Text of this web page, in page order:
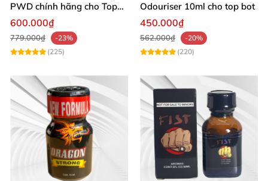
PWD chính hãng cho Top
Bot
600.000₫
779.000₫
-23%
(225)
Odouriser 10ml cho top bot
450.000₫
562.000₫
-20%
(220)